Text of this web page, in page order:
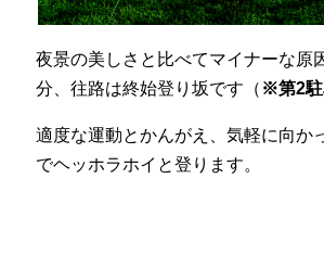
夜景の美しさと比べてマイナーな原
分、往路は終始登り坂です（ ※第2駐
適度な運動とかんがえ、気軽に向か
でヘッホラホイと登ります。